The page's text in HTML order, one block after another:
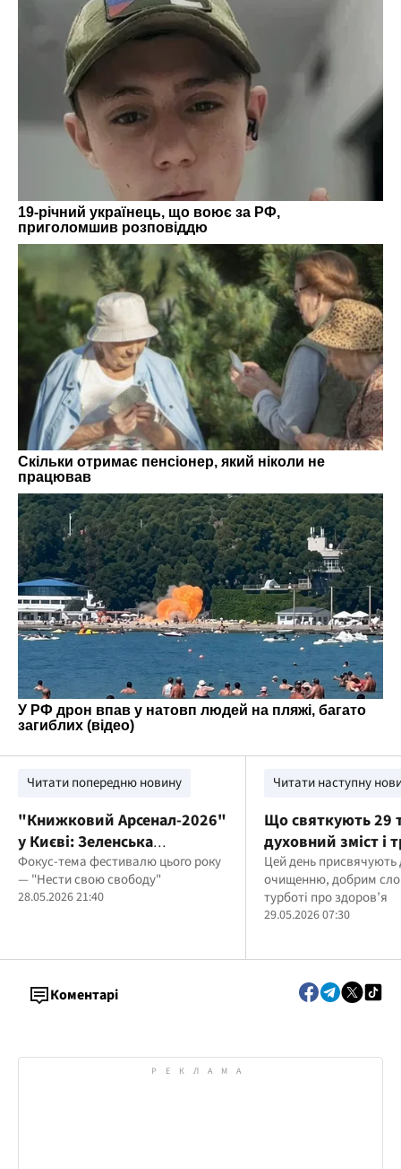
Читати попередню новину
"Книжковий Арсенал-2026"
у Києві: Зеленська
відвідала фестиваль і
обрала книжки про війну,
пам’ять і свободу
Фокус-тема фестивалю цього року
— "Нести свою свободу"
28.05.2026 21:40
Читати наступну
Що святкують 29
духовний зміст і
цього дня
Цей день
очищенню, добрим
турботі про здоров’я
29.05.2026 07:30
Коментарі